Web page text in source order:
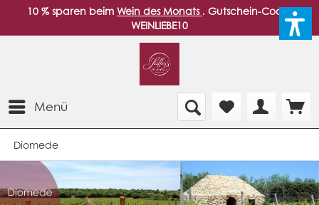
10 % sparen beim Wein des Monats . Gutschein-Code:
WEINLIEBE10
Menü
Diomede